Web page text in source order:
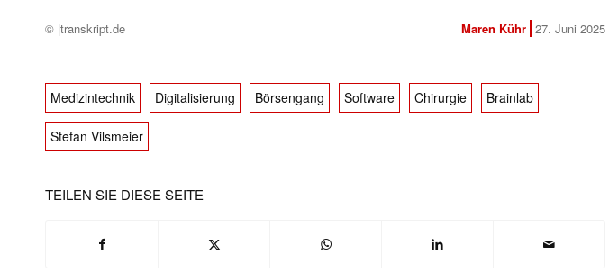
© |transkript.de Maren Kühr 27. Juni 2025
Medizintechnik Digitalisierung Börsengang Software Chirurgie Brainlab
Stefan Vilsmeier
TEILEN SIE DIESE SEITE